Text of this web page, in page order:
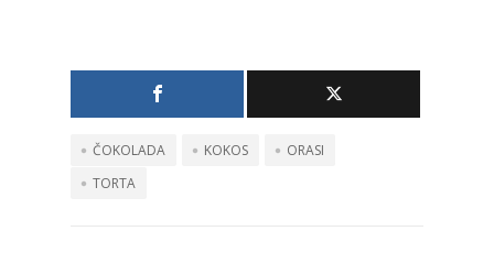
ČOKOLADA KOKOS
ORASI
TORTA